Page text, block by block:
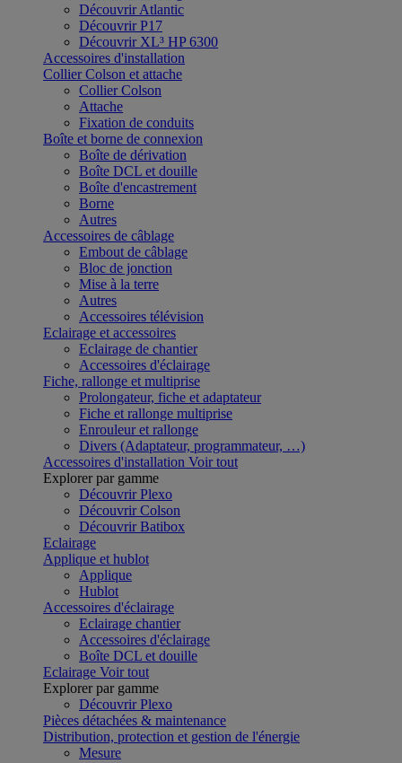
Découvrir Atlantic
Découvrir P17
Découvrir XL³ HP 6300
Accessoires d'installation
Collier Colson et attache
Collier Colson
Attache
Fixation de conduits
Boîte et borne de connexion
Boîte de dérivation
Boîte DCL et douille
Boîte d'encastrement
Borne
Autres
Accessoires de câblage
Embout de câblage
Bloc de jonction
Mise à la terre
Autres
Accessoires télévision
Eclairage et accessoires
Eclairage de chantier
Accessoires d'éclairage
Fiche, rallonge et multiprise
Prolongateur, fiche et adaptateur
Fiche et rallonge multiprise
Enrouleur et rallonge
Divers (Adaptateur, programmateur, …)
Accessoires d'installation Voir tout
Explorer par gamme
Découvrir Plexo
Découvrir Colson
Découvrir Batibox
Eclairage
Applique et hublot
Applique
Hublot
Accessoires d'éclairage
Eclairage chantier
Accessoires d'éclairage
Boîte DCL et douille
Eclairage Voir tout
Explorer par gamme
Découvrir Plexo
Pièces détachées & maintenance
Distribution, protection et gestion de l'énergie
Mesure